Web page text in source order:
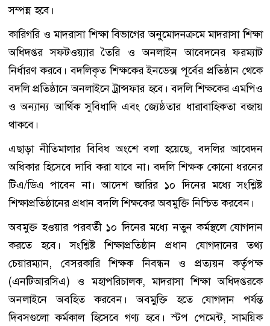
সম্পন্ন হবে।
কারিগরি ও মাদরাসা শিক্ষা বিভাগের অনুমোদনক্রমে মাদরাসা শিক্ষা
অধিদপ্তর সফটওয়্যার তৈরি ও অনলাইন আবেদনের ফরম্যাট
নির্ধারণ করবে। বদলিকৃত শিক্ষকের ইনডেক্স পূর্বের প্রতিষ্ঠান থেকে
বদলি প্রতিষ্ঠানে অনলাইনে ট্রান্সফার হবে। বদলি শিক্ষকের এমপিও
ও অন্যান্য আর্থিক সুবিধাদি এবং জ্যেষ্ঠতার ধারাবাহিকতা বজায়
থাকবে।
এছাড়া নীতিমালার বিবিধ অংশে বলা হয়েছে, বদলির আবেদন
অধিকার হিসেবে দাবি করা যাবে না। বদলি শিক্ষক কোনো ধরনের
টিএ/ডিএ পাবেন না। আদেশ জারির ১০ দিনের মধ্যে সংশ্লিষ্ট
শিক্ষাপ্রতিষ্ঠানের প্রধান বদলি শিক্ষকের অবমুক্তি নিশ্চিত করবেন।
অবমুক্ত হওয়ার পরবর্তী ১০ দিনের মধ্যে নতুন কর্মস্থলে যোগদান
করতে হবে। সংশ্লিষ্ট শিক্ষাপ্রতিষ্ঠান প্রধান যোগদানের তথ্য
চেয়ারম্যান, বেসরকারি শিক্ষক নিবন্ধন ও প্রত্যয়ন কর্তৃপক্ষ
(এনটিআরসিএ) ও মহাপরিচালক, মাদরাসা শিক্ষা অধিদপ্তরকে
অনলাইনে অবহিত করবেন। অবমুক্তি হতে যোগদান পর্যন্ত
দিবসগুলো কর্মকাল হিসেবে গণ্য হবে। স্টপ পেমেন্ট, সাময়িক